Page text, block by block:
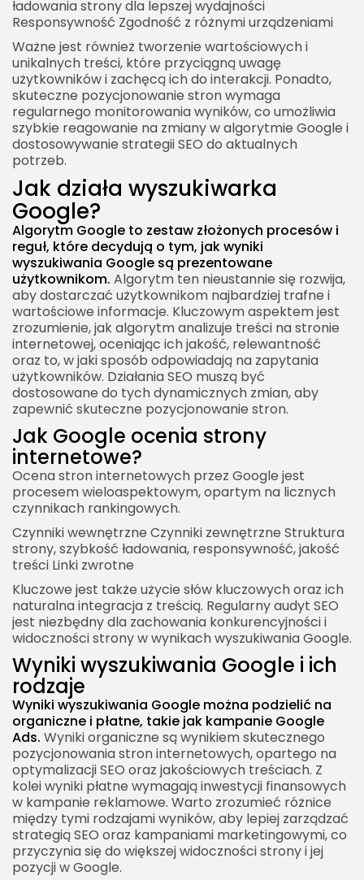
ładowania strony dla lepszej wydajności
Responsywność Zgodność z różnymi urządzeniami
Ważne jest również tworzenie wartościowych i
unikalnych treści, które przyciągną uwagę
użytkowników i zachęcą ich do interakcji. Ponadto,
skuteczne pozycjonowanie stron wymaga
regularnego monitorowania wyników, co umożliwia
szybkie reagowanie na zmiany w algorytmie Google i
dostosowywanie strategii SEO do aktualnych
potrzeb.
Jak działa wyszukiwarka
Google?
Algorytm Google to zestaw złożonych procesów i
reguł, które decydują o tym, jak wyniki
wyszukiwania Google są prezentowane
użytkownikom. Algorytm ten nieustannie się rozwija,
aby dostarczać użytkownikom najbardziej trafne i
wartościowe informacje. Kluczowym aspektem jest
zrozumienie, jak algorytm analizuje treści na stronie
internetowej, oceniając ich jakość, relewantność
oraz to, w jaki sposób odpowiadają na zapytania
użytkowników. Działania SEO muszą być
dostosowane do tych dynamicznych zmian, aby
zapewnić skuteczne pozycjonowanie stron.
Jak Google ocenia strony
internetowe?
Ocena stron internetowych przez Google jest
procesem wieloaspektowym, opartym na licznych
czynnikach rankingowych.
Czynniki wewnętrzne Czynniki zewnętrzne Struktura
strony, szybkość ładowania, responsywność, jakość
treści Linki zwrotne
Kluczowe jest także użycie słów kluczowych oraz ich
naturalna integracja z treścią. Regularny audyt SEO
jest niezbędny dla zachowania konkurencyjności i
widoczności strony w wynikach wyszukiwania Google.
Wyniki wyszukiwania Google i ich
rodzaje
Wyniki wyszukiwania Google można podzielić na
organiczne i płatne, takie jak kampanie Google
Ads. Wyniki organiczne są wynikiem skutecznego
pozycjonowania stron internetowych, opartego na
optymalizacji SEO oraz jakościowych treściach. Z
kolei wyniki płatne wymagają inwestycji finansowych
w kampanie reklamowe. Warto zrozumieć różnice
między tymi rodzajami wyników, aby lepiej zarządzać
strategią SEO oraz kampaniami marketingowymi, co
przyczynia się do większej widoczności strony i jej
pozycji w Google.